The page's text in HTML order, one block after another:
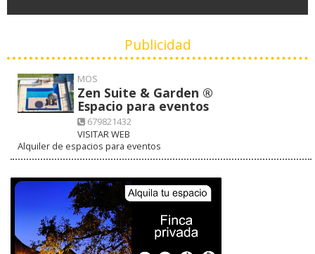
Publicidad
MOS
Zen Suite & Garden ®
Espacio para eventos
679821432
VISITAR WEB
Alquiler de espacios para eventos